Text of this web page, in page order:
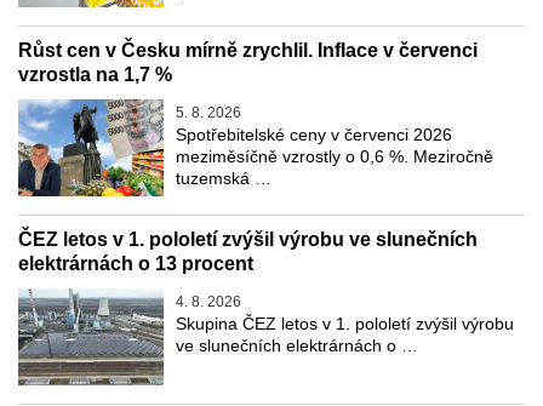
Růst cen v Česku mírně zrychlil. Inflace v červenci
vzrostla na 1,7 %
5. 8. 2026
Spotřebitelské ceny v červenci 2026
meziměsíčně vzrostly o 0,6 %. Meziročně
tuzemská …
ČEZ letos v 1. pololetí zvýšil výrobu ve slunečních
elektrárnách o 13 procent
4. 8. 2026
Skupina ČEZ letos v 1. pololetí zvýšil výrobu
ve slunečních elektrárnách o …